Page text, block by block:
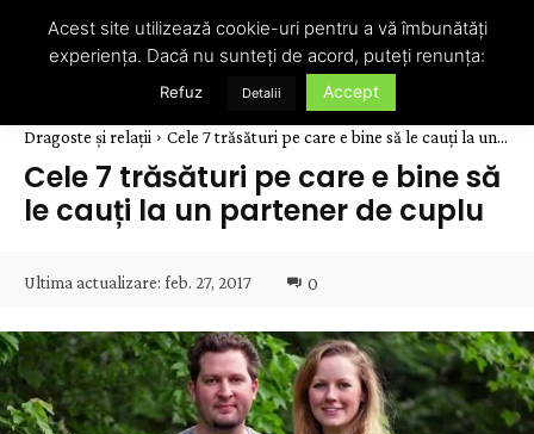
Dragoste și relații Cele 7 trăsături pe care e bine să le cauți la un...
Cele 7 trăsături pe care e bine să
le cauți la un partener de cuplu
Ultima actualizare: feb. 27, 2017 0
Acest site utilizează cookie-uri pentru a vă îmbunătăți
experiența. Dacă nu sunteți de acord, puteți renunța:
Refuz Detalii Accept